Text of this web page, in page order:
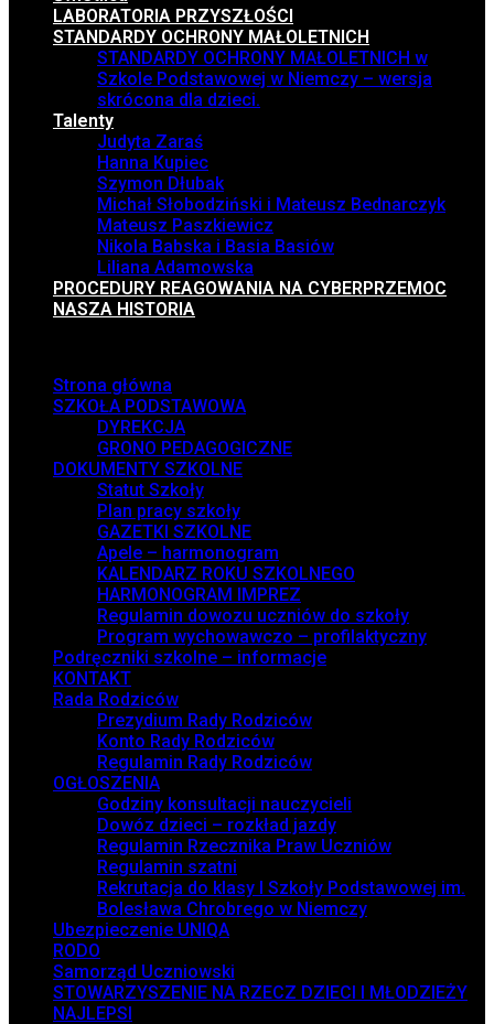
LABORATORIA PRZYSZŁOŚCI
STANDARDY OCHRONY MAŁOLETNICH
STANDARDY OCHRONY MAŁOLETNICH w
Szkole Podstawowej w Niemczy – wersja
skrócona dla dzieci.
Talenty
Judyta Zaraś
Hanna Kupiec
Szymon Dłubak
Michał Słobodziński i Mateusz Bednarczyk
Mateusz Paszkiewicz
Nikola Babska i Basia Basiów
Liliana Adamowska
PROCEDURY REAGOWANIA NA CYBERPRZEMOC
NASZA HISTORIA
Strona główna
SZKOŁA PODSTAWOWA
DYREKCJA
GRONO PEDAGOGICZNE
DOKUMENTY SZKOLNE
Statut Szkoły
Plan pracy szkoły
GAZETKI SZKOLNE
Apele – harmonogram
KALENDARZ ROKU SZKOLNEGO
HARMONOGRAM IMPREZ
Regulamin dowozu uczniów do szkoły
Program wychowawczo – profilaktyczny
Podręczniki szkolne – informacje
KONTAKT
Rada Rodziców
Prezydium Rady Rodziców
Konto Rady Rodziców
Regulamin Rady Rodziców
OGŁOSZENIA
Godziny konsultacji nauczycieli
Dowóz dzieci – rozkład jazdy
Regulamin Rzecznika Praw Uczniów
Regulamin szatni
Rekrutacja do klasy I Szkoły Podstawowej im.
Bolesława Chrobrego w Niemczy
Ubezpieczenie UNIQA
RODO
Samorząd Uczniowski
STOWARZYSZENIE NA RZECZ DZIECI I MŁODZIEŻY
NAJLEPSI